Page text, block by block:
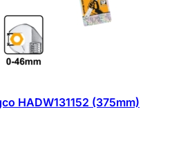
HADW131152 (375mm)